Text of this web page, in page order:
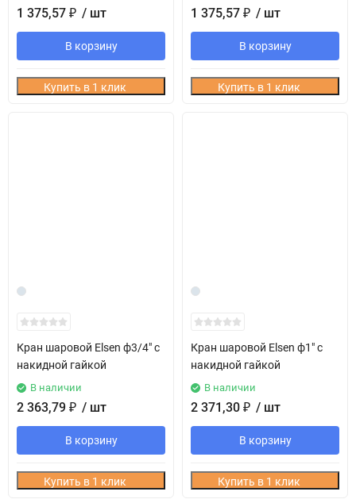
1 375,57 ₽ / шт
В корзину
Купить в 1 клик
1 375,57 ₽ / шт
В корзину
Купить в 1 клик
Кран шаровой Elsen ф3/4" с
накидной гайкой
В наличии
2 363,79 ₽ / шт
В корзину
Купить в 1 клик
Кран шаровой Elsen ф1" с
накидной гайкой
В наличии
2 371,30 ₽ / шт
В корзину
Купить в 1 клик